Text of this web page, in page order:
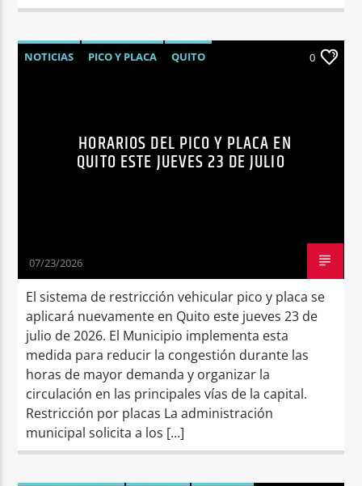
NOTICIAS PICO Y PLACA
QUITO
0
HORARIOS DEL PICO Y PLACA EN
QUITO ESTE JUEVES 23 DE JULIO
07/23/2026
El sistema de restricción vehicular pico y placa se
aplicará nuevamente en Quito este jueves 23 de
julio de 2026. El Municipio implementa esta
medida para reducir la congestión durante las
horas de mayor demanda y organizar la
circulación en las principales vías de la capital.
Restricción por placas La administración
municipal solicita a los […]